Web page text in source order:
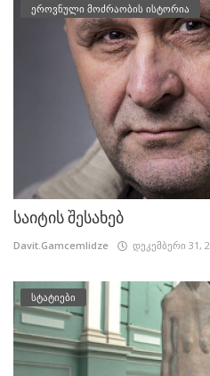
ეროვნული მოძრაობის ისტორია
საიტის შესახებ
Davit.Gamcemlidze დეკემბერი 31,
სტატიები